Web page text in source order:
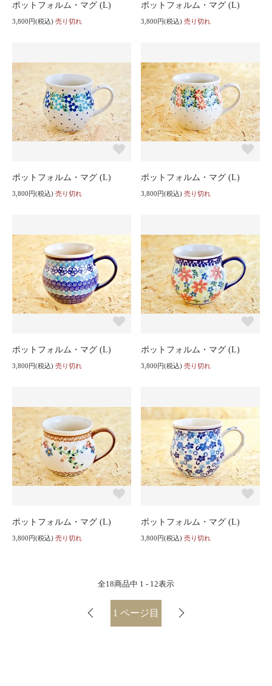
ポットフォルム・マグ (L)
3,800円(税込) 売り切れ
ポットフォルム・マグ (L)
3,800円(税込) 売り切れ
ポットフォルム・マグ (L)
3,800円(税込) 売り切れ
ポットフォルム・マグ (L)
3,800円(税込) 売り切れ
ポットフォルム・マグ (L)
3,800円(税込) 売り切れ
ポットフォルム・マグ (L)
3,800円(税込) 売り切れ
ポットフォルム・マグ (L)
3,800円(税込) 売り切れ
ポットフォルム・マグ (L)
3,800円(税込) 売り切れ
全18商品中 1 - 12表示
1 ページ目